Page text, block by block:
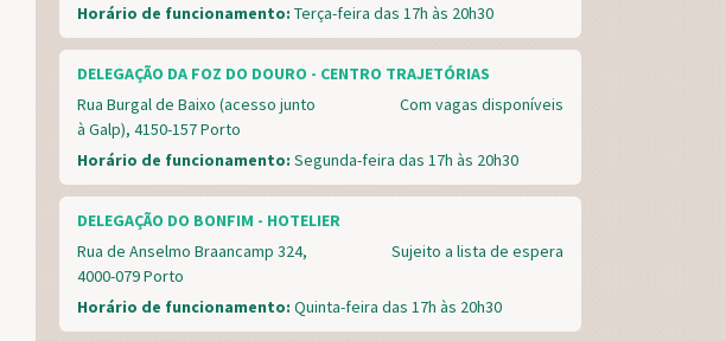
Horário de funcionamento: Terça-feira das 17h às 20h30
DELEGAÇÃO DA FOZ DO DOURO - CENTRO TRAJETÓRIAS
Rua Burgal de Baixo (acesso junto
à Galp), 4150-157 Porto
Com vagas disponíveis
Horário de funcionamento: Segunda-feira das 17h às 20h30
DELEGAÇÃO DO BONFIM - HOTELIER
Rua de Anselmo Braancamp 324,
4000-079 Porto
Sujeito a lista de espera
Horário de funcionamento: Quinta-feira das 17h às 20h30